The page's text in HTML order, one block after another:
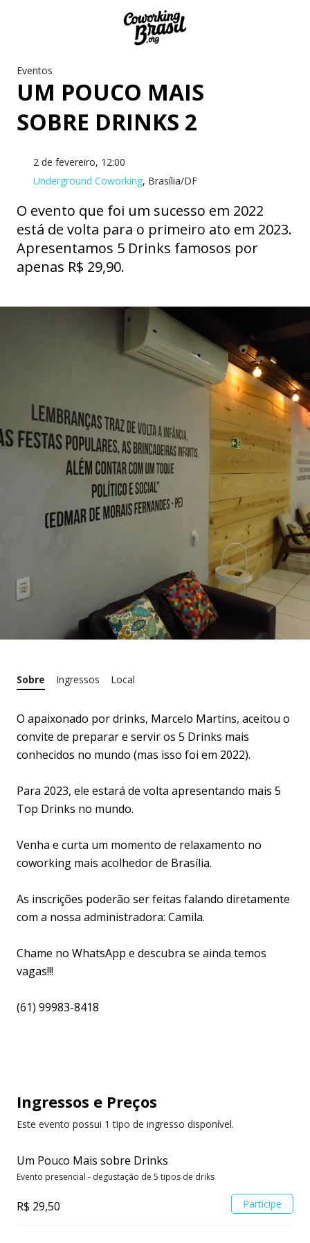
Eventos
UM POUCO MAIS
SOBRE DRINKS 2
2 de fevereiro, 12:00
Underground Coworking, Brasília/DF
O evento que foi um sucesso em 2022
está de volta para o primeiro ato em 2023.
Apresentamos 5 Drinks famosos por
apenas R$ 29,90.
Sobre Ingressos Local
O apaixonado por drinks, Marcelo Martins, aceitou o
convite de preparar e servir os 5 Drinks mais
conhecidos no mundo (mas isso foi em 2022).
Para 2023, ele estará de volta apresentando mais 5
Top Drinks no mundo.
Venha e curta um momento de relaxamento no
coworking mais acolhedor de Brasília.
As inscrições poderão ser feitas falando diretamente
com a nossa administradora: Camila.
Chame no WhatsApp e descubra se ainda temos
vagas!!!
(61) 99983-8418
Ingressos e Preços
Este evento possui 1 tipo de ingresso disponível.
Um Pouco Mais sobre Drinks
Evento presencial - degustação de 5 tipos de driks
R$ 29,50 Participe